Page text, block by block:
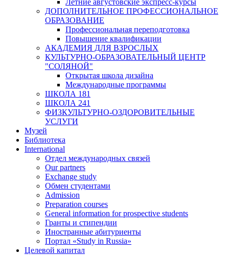
Летние августовские экспресс-курсы
ДОПОЛНИТЕЛЬНОЕ ПРОФЕССИОНАЛЬНОЕ
ОБРАЗОВАНИЕ
Профессиональная переподготовка
Повышение квалификации
АКАДЕМИЯ ДЛЯ ВЗРОСЛЫХ
КУЛЬТУРНО-ОБРАЗОВАТЕЛЬНЫЙ ЦЕНТР
"СОЛЯНОЙ"
Открытая школа дизайна
Международные программы
ШКОЛА 181
ШКОЛА 241
ФИЗКУЛЬТУРНО-ОЗДОРОВИТЕЛЬНЫЕ
УСЛУГИ
Музей
Библиотека
International
Отдел международных связей
Our partners
Exchange study
Обмен студентами
Admission
Preparation courses
General information for prospective students
Гранты и стипендии
Иностранные абитуриенты
Портал «Study in Russia»
Целевой капитал